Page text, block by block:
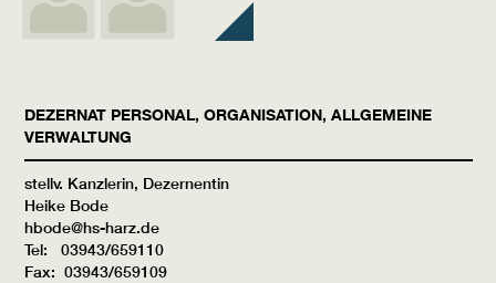
DEZERNAT PERSONAL, ORGANISATION, ALLGEMEINE
VERWALTUNG
stellv. Kanzlerin, Dezernentin
Heike Bode
hbode@hs-harz.de
Tel: 03943/659110
Fax: 03943/659109